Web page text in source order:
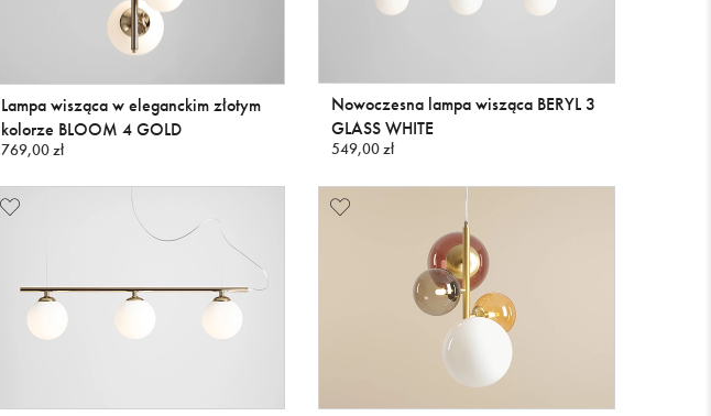
Lampa wisząca w eleganckim złotym
kolorze BLOOM 4 GOLD
769,00 zł
Nowoczesna lampa wisząca BERYL 3
GLASS WHITE
549,00 zł